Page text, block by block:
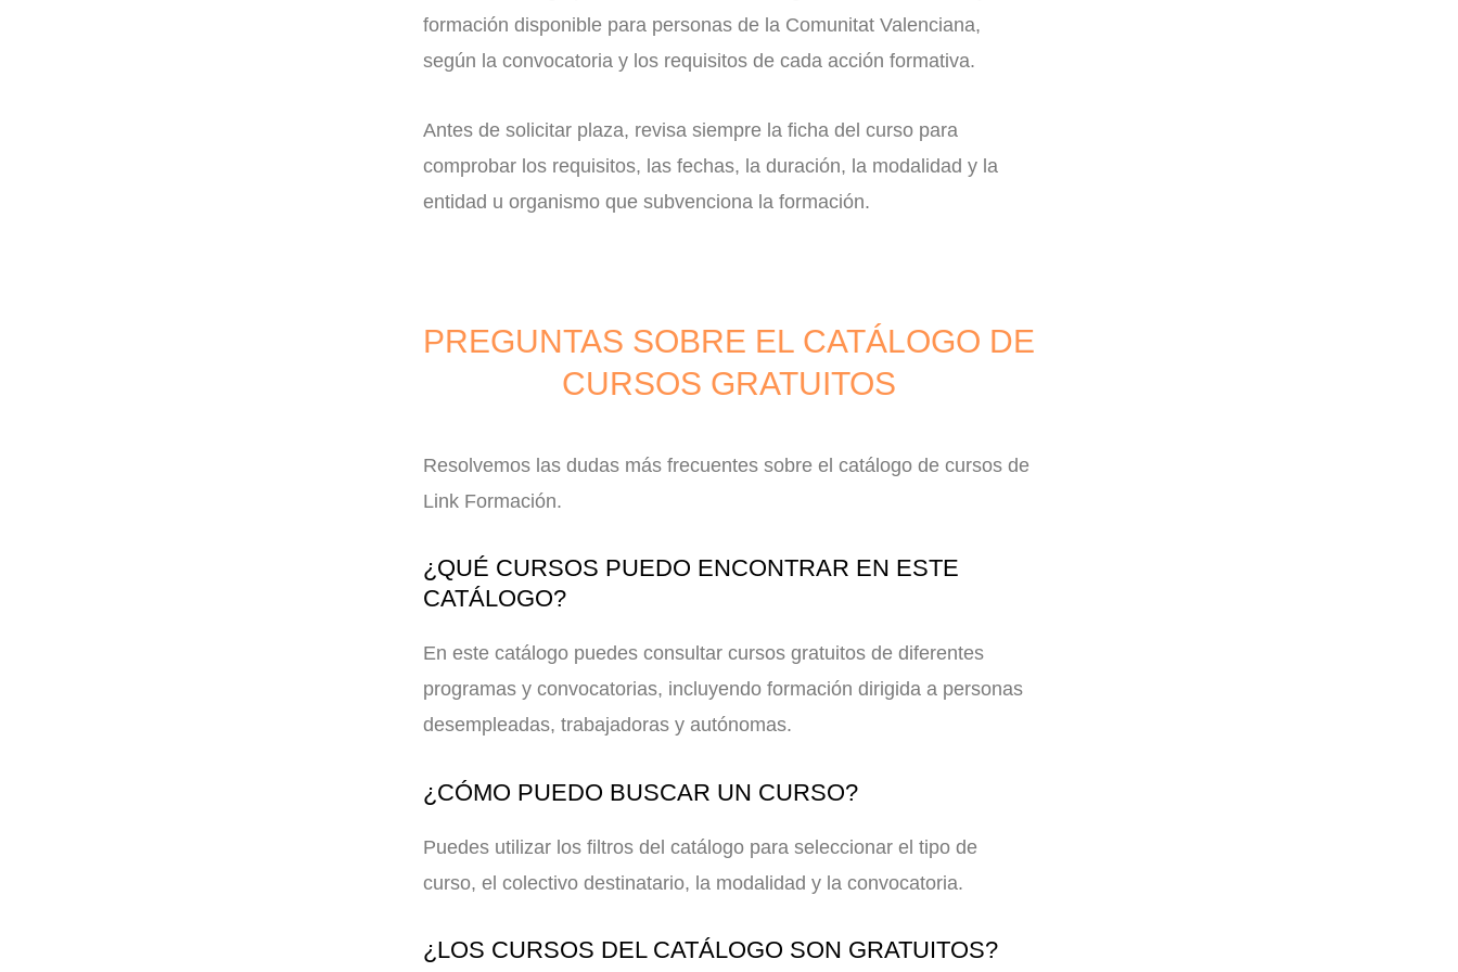
formación disponible para personas de la Comunitat Valenciana,
según la convocatoria y los requisitos de cada acción formativa.
Antes de solicitar plaza, revisa siempre la ficha del curso para
comprobar los requisitos, las fechas, la duración, la modalidad y la
entidad u organismo que subvenciona la formación.
PREGUNTAS SOBRE EL CATÁLOGO DE
CURSOS GRATUITOS
Resolvemos las dudas más frecuentes sobre el catálogo de cursos de
Link Formación.
¿QUÉ CURSOS PUEDO ENCONTRAR EN ESTE
CATÁLOGO?
En este catálogo puedes consultar cursos gratuitos de diferentes
programas y convocatorias, incluyendo formación dirigida a personas
desempleadas, trabajadoras y autónomas.
¿CÓMO PUEDO BUSCAR UN CURSO?
Puedes utilizar los filtros del catálogo para seleccionar el tipo de
curso, el colectivo destinatario, la modalidad y la convocatoria.
¿LOS CURSOS DEL CATÁLOGO SON GRATUITOS?